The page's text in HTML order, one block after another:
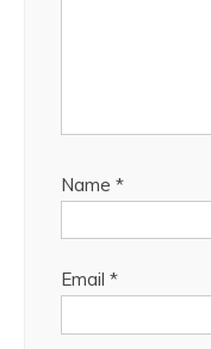
Name *
Email *